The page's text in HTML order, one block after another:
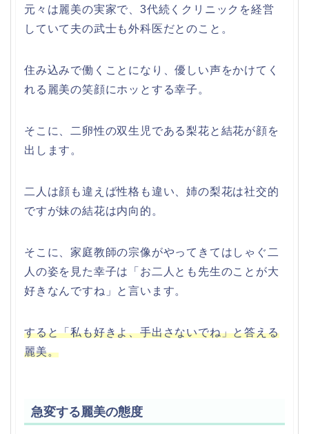
元々は麗美の実家で、3代続くクリニックを経営
していて夫の武士も外科医だとのこと。
住み込みで働くことになり、優しい声をかけてく
れる麗美の笑顔にホッとする幸子。
そこに、二卵性の双生児である梨花と結花が顔を
出します。
二人は顔も違えば性格も違い、姉の梨花は社交的
ですが妹の結花は内向的。
そこに、家庭教師の宗像がやってきてはしゃぐ二
人の姿を見た幸子は「お二人とも先生のことが大
好きなんですね」と言います。
すると「私も好きよ、手出さないでね」と答える
麗美。
急変する麗美の態度